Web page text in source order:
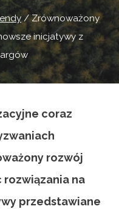
/ Zrównoważony
inicjatywy z
coraz
rozwój
na
przedstawiane